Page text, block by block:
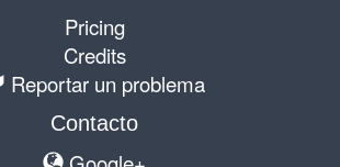
Pricing
Credits
Reportar un problema
Contacto